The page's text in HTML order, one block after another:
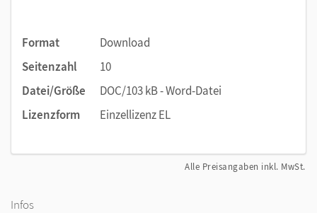
Format
Download
Seitenzahl
10
Datei/Größe
DOC/103 kB - Word-Datei
Lizenzform
Einzellizenz EL
Alle Preisangaben inkl. MwSt.
Infos